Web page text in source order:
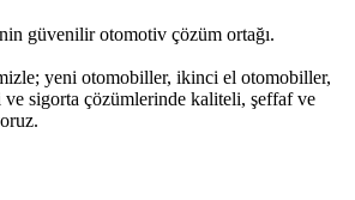
güvenilir otomotiv çözüm ortağı.
yeni otomobiller, ikinci el otomobiller,
sigorta çözümlerinde kaliteli, şeffaf ve